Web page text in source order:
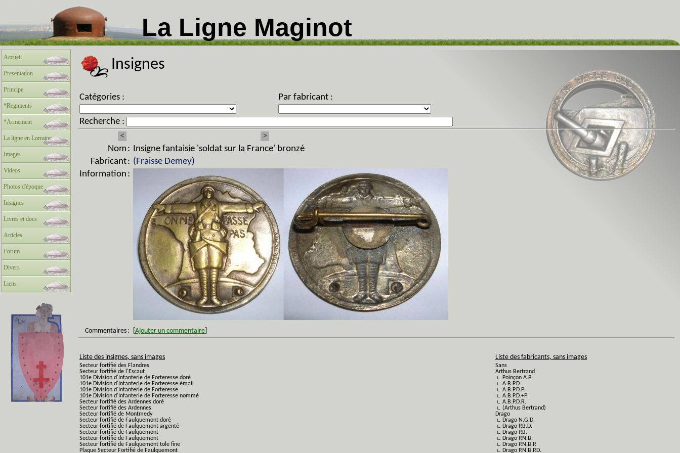
La Ligne Maginot
Accueil
Presentation
Principe
*Regiments
*Armement
La ligne en Lorraine
Images
Videos
Photos d'époque
Insignes
Livres et docs
Articles
Forum
Divers
Liens
Insignes
Catégories : Par fabricant :
Recherche :
<
>
Nom : Insigne fantaisie 'soldat sur la France' bronzé
Fabricant: (Fraisse Demey)
Information :
Commentaires : Ajouter un commentaire
Liste des insignes, sans images
Secteur fortifié des Flandres
Secteur fortifié de l'Escaut
101e Division d'Infanterie de Forteresse doré
101e Division d'Infanterie de Forteresse émail
101e Division d'Infanterie de Forteresse
101e Division d'Infanterie de Forteresse nommé
Secteur fortifié des Ardennes doré
Secteur fortifié des Ardennes
Secteur fortifié de Montmedy
Secteur fortifié de Faulquemont doré
Secteur fortifié de Faulquemont argenté
Secteur fortifié de Faulquemont
Secteur fortifié de Faulquemont
Secteur fortifié de Faulquemont tole fine
Plaque Secteur Fortifié de Faulquemont
Liste des fabricants, sans images
Sans
Arthus Bertrand
∟ Poinçon A.B
∟ A.B.P.D.
∟ A.B.P.D.P.
∟ A.B.P.D.+P.
∟ A.B.P.D.R.
∟ (Arthus Bertrand)
Drago
∟ Drago N.G.D.
∟ Drago P.B.D.
∟ Drago P.B.
∟ Drago P.N.B.
∟ Drago P.N.B.P.
∟ Drago P.N.B.P.D.